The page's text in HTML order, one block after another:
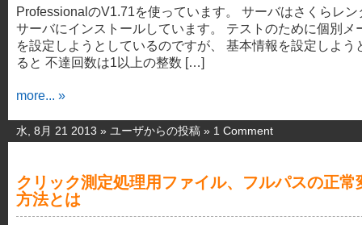
ProfessionalのV1.71を使っています。 サーバはさくらレン
サーバにインストールしています。 テストのために個別メ
を設定しようとしているのですが、 基本情報を設定しよう
ると 不達回数は1以上の整数 […]
more... »
水, 8月 21 2013 » ユーザからの投稿 » 1 Comment
クリック測定処理用ファイル、フルパスの正常
方法とは